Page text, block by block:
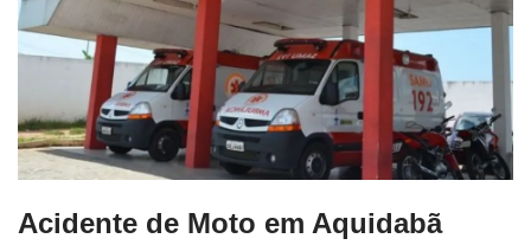
Acidente de Moto em Aquidabã